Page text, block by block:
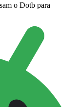
o Dotb para